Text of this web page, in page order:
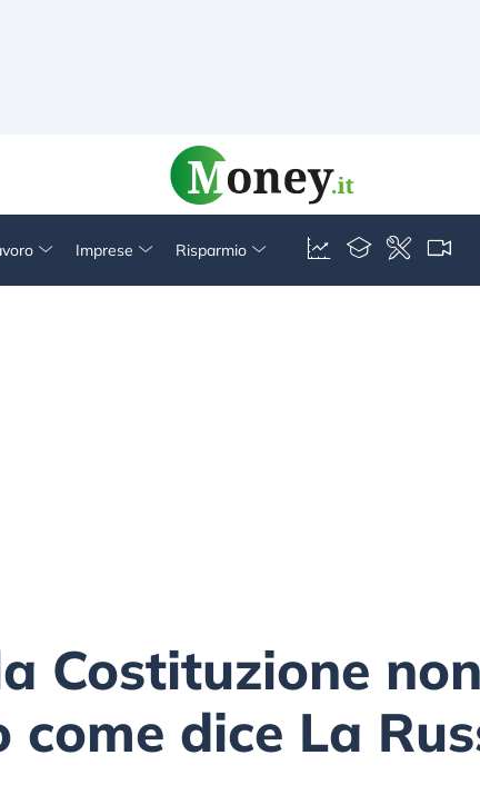
Imprese Risparmio
Costituzione
dice La